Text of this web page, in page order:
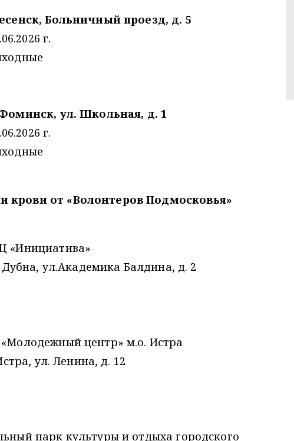
Больничный проезд, д. 5
г.
ул. Школьная, д. 1
г.
крови от «Волонтеров Подмосковья»
«Инициатива»
ул.Академика Балдина, д. 2
центр» м.о. Истра
ул. Ленина, д. 12
парк культуры и отдыха городского